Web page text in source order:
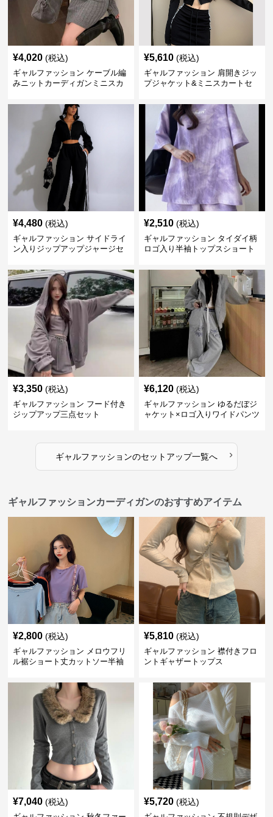
¥4,020 (税込)
ギャルファッション ケーブル編
みニットカーディガンミニスカ
¥5,610 (税込)
ギャルファッション 肩開きジッ
プジャケット&ミニスカートセ
¥4,480 (税込)
ギャルファッション サイドライ
ン入りジップアップジャージセ
¥2,510 (税込)
ギャルファッション タイダイ柄
ロゴ入り半袖トップスショート
¥3,350 (税込)
ギャルファッション フード付き
ジップアップ三点セット
¥6,120 (税込)
ギャルファッション ゆるだぼジ
ャケット×ロゴ入りワイドパンツ
ギャルファッションのセットアップ一覧へ ›
ギャルファッションカーディガンのおすすめアイテム
¥2,800 (税込)
ギャルファッション メロウフリ
ル裾ショート丈カットソー半袖
¥5,810 (税込)
ギャルファッション 襟付きフロ
ントギャザートップス
¥7,040 (税込) ¥5,720 (税込)